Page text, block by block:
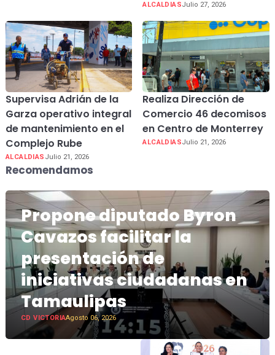
ALCALDIASJulio 27, 2026
Supervisa Adrián de la
Garza operativo integral
de mantenimiento en el
Complejo Rube
ALCALDIAS Julio 21, 2026
Realiza Dirección de
Comercio 46 decomisos
en Centro de Monterrey
ALCALDIASJulio 21, 2026
Recomendamos
Propone diputado Byron
Cavazos facilitar la
presentación de
iniciativas ciudadanas en
Tamaulipas
CD VICTORIAAgosto 06, 2026